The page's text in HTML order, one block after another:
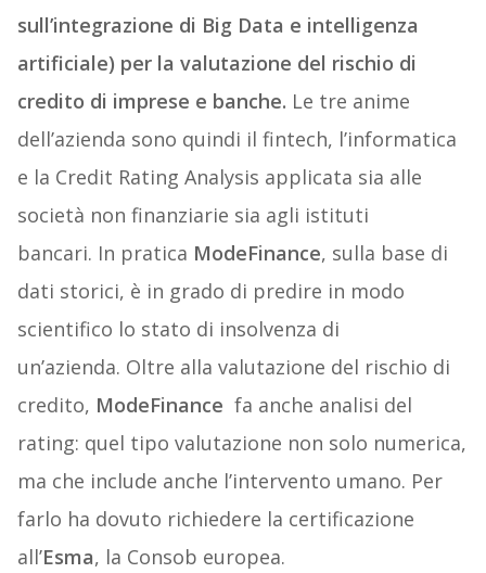
sull’integrazione di Big Data e intelligenza
artificiale) per la valutazione del rischio di
credito di imprese e banche. Le tre anime
dell’azienda sono quindi il fintech, l’informatica
e la Credit Rating Analysis applicata sia alle
società non finanziarie sia agli istituti
bancari. In pratica ModeFinance, sulla base di
dati storici, è in grado di predire in modo
scientifico lo stato di insolvenza di
un’azienda. Oltre alla valutazione del rischio di
credito, ModeFinance fa anche analisi del
rating: quel tipo valutazione non solo numerica,
ma che include anche l’intervento umano. Per
farlo ha dovuto richiedere la certificazione
all’Esma, la Consob europea.